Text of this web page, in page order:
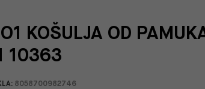
KOŠULJA OD
10363
8058700982746